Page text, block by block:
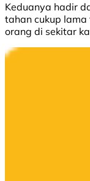
Keduanya hadir
tahan cukup
orang di sekitar